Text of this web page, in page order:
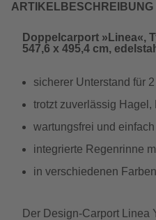
ARTIKELBESCHREIBUNG
Doppelcarport »Linea«,
547,6 x 495,4 cm,
sicherer Unterstand für
trotzt zuverlässig Hagel,
wartungsfrei und
integrierte Regenrinne
in verschiedenen
Der Design-Carport